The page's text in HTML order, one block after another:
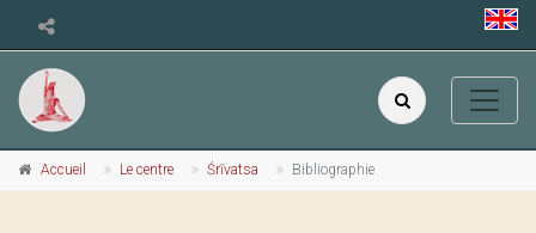
Accueil Le centre Śrīvatsa Bibliographie